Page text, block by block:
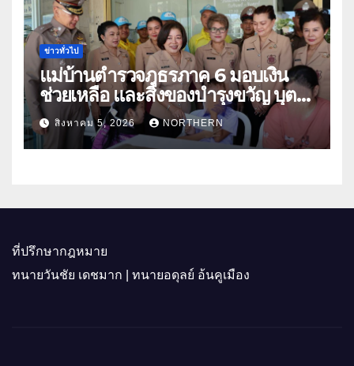
ข่าวทั่วไป
แม่บ้านตำรวจภูธรภาค 6 มอบเงิน
ช่วยเหลือ และสิ่งของบำรุงขวัญ บุตร-
ธิดา ข้าราชการตำรวจจังหวัด
อุทัยธานี
สิงหาคม 5, 2026 NORTHERN
ที่ปรึกษากฎหมาย
ทนายวันชัย เดชมาก | ทนายอดุลย์ อ้นคูเมือง